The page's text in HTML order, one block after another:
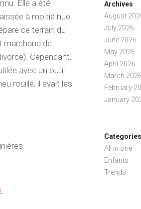
Elle a été
à moitié nue
ce terrain du
marchand de
Cependant,
avec un outil
rouillé, il avait les
Archives
August
July 2026
June 2026
May 2026
April 2026
March 2026
February
January
Categories
All in one
Enfants
Trends